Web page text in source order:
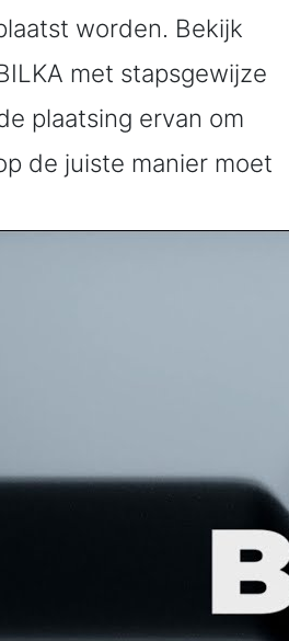
worden. Bekijk
met stapsgewijze
plaatsing ervan om
de juiste manier moet